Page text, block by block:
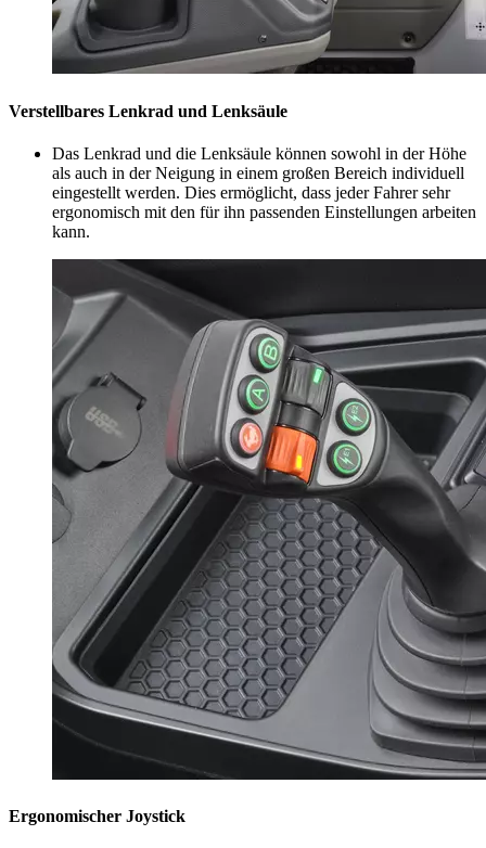
Verstellbares Lenkrad und Lenksäule
Das Lenkrad und die Lenksäule können sowohl in der Höhe
als auch in der Neigung in einem großen Bereich individuell
eingestellt werden. Dies ermöglicht, dass jeder Fahrer sehr
ergonomisch mit den für ihn passenden Einstellungen arbeiten
kann.
Ergonomischer Joystick